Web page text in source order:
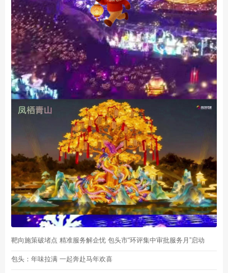
靶向施策破堵点 精准服务解企忧 包头市“环评集中审批服务月”启动
包头：年味拉满 一起奔赴马年欢喜